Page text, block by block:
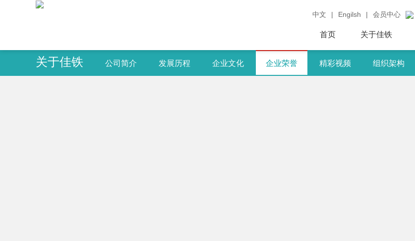
中文 | Engilsh | 会员中心
首页 关于佳铁
关于佳铁 公司简介 发展历程 企业文化 企业荣誉 精彩视频 组织架构